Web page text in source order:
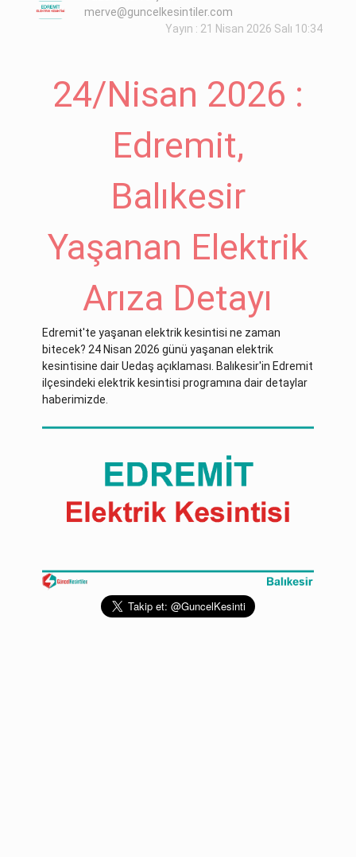
merve@guncelkesintiler.com
Yayın : 21 Nisan 2026 Salı 10:34
24/Nisan 2026 :
Edremit,
Balıkesir
Yaşanan Elektrik
Arıza Detayı
Edremit'te yaşanan elektrik kesintisi ne zaman
bitecek? 24 Nisan 2026 günü yaşanan elektrik
kesintisine dair Uedaş açıklaması. Balıkesir'in Edremit
ilçesindeki elektrik kesintisi programına dair detaylar
haberimizde.